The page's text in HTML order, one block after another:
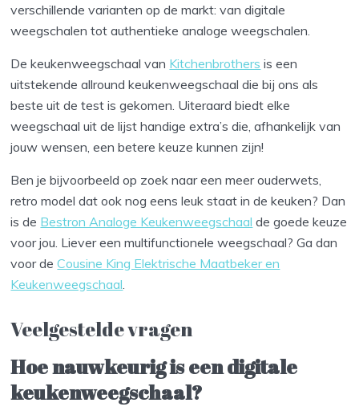
verschillende varianten op de markt: van digitale
weegschalen tot authentieke analoge weegschalen.
De keukenweegschaal van Kitchenbrothers is een
uitstekende allround keukenweegschaal die bij ons als
beste uit de test is gekomen. Uiteraard biedt elke
weegschaal uit de lijst handige extra’s die, afhankelijk van
jouw wensen, een betere keuze kunnen zijn!
Ben je bijvoorbeeld op zoek naar een meer ouderwets,
retro model dat ook nog eens leuk staat in de keuken? Dan
is de Bestron Analoge Keukenweegschaal de goede keuze
voor jou. Liever een multifunctionele weegschaal? Ga dan
voor deCousine King Elektrische Maatbeker en
Keukenweegschaal.
Veelgestelde vragen
Hoe nauwkeurig is een digitale
keukenweegschaal?